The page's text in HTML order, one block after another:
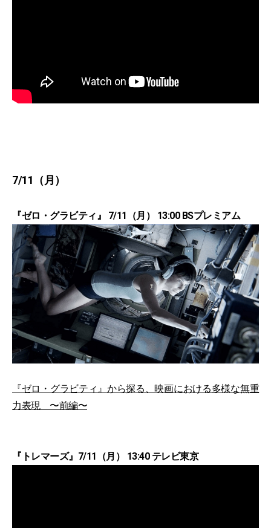
7/11（月）
『ゼロ・グラビティ』 7/11（月） 13:00 BSプレミアム
『ゼロ・グラビティ』から探る、映画における多様な無重
力表現 〜前編〜
『トレマーズ』7/11（月） 13:40 テレビ東京